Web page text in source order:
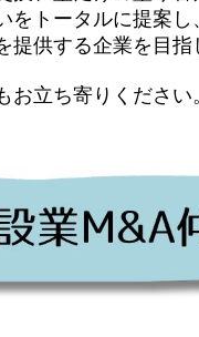
をトータルに提案し
提供する企業を目指
お立ち寄りください